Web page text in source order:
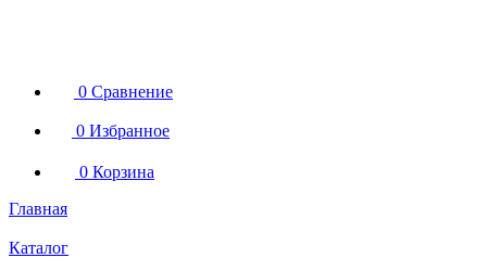
0 Сравнение
0 Избранное
0 Корзина
Главная
Каталог